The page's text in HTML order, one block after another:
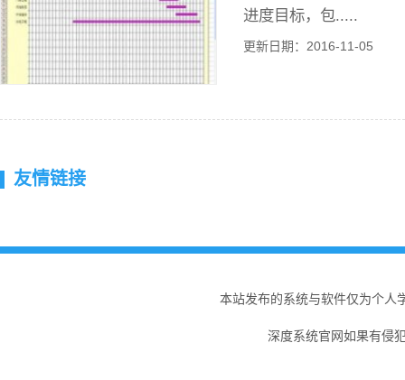
进度目标，包.....
更新日期：2016-11-05
友情链接
本站发布的系统与软件仅为个人
深度系统官网如果有侵